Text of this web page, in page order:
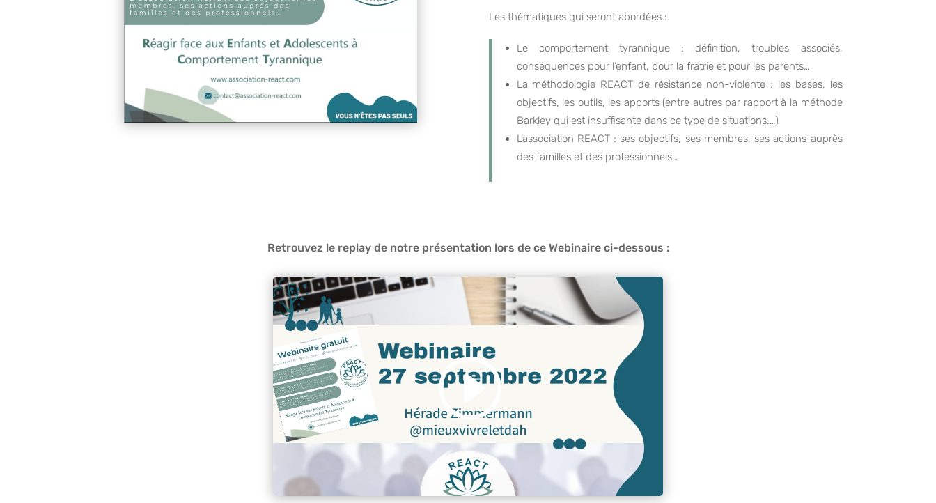
Les thématiques qui seront abordées :
Le comportement tyrannique : définition, troubles associés,
conséquences pour l’enfant, pour la fratrie et pour les parents…
La méthodologie REACT de résistance non-violente : les bases, les
objectifs, les outils, les apports (entre autres par rapport à la méthode
Barkley qui est insuffisante dans ce type de situations.…)
L’association REACT : ses objectifs, ses membres, ses actions auprès
des familles et des professionnels…
Retrouvez le replay de notre présentation lors de ce Webinaire ci-dessous :